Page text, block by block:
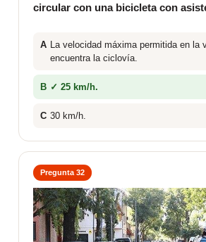
circular con una bicicleta con
A
La velocidad máxima permitida en la
encuentra la ciclovía.
B ✓ 25 km/h.
C 30 km/h.
Pregunta 32